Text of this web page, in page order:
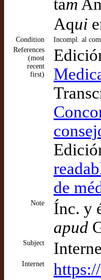
tam
Aqui
Condition
Incompl. al
References
(most
recent
first)
de
Note
Ínc. y
apud
Subject
Internet